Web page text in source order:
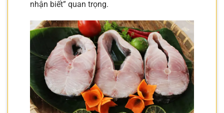
nhận biết” quan trọng.